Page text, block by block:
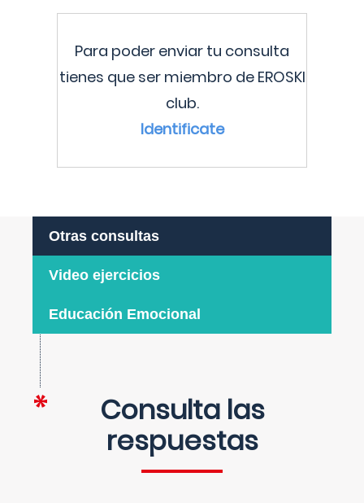
Para poder enviar tu consulta
tienes que ser miembro de EROSKI
club.
Identificate
Otras consultas
Video ejercicios
Educación Emocional
Consulta las
respuestas